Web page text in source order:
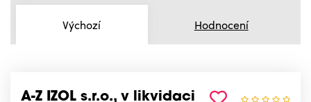
Výchozí Hodnocení
A-Z IZOL s.r.o., v likvidaci